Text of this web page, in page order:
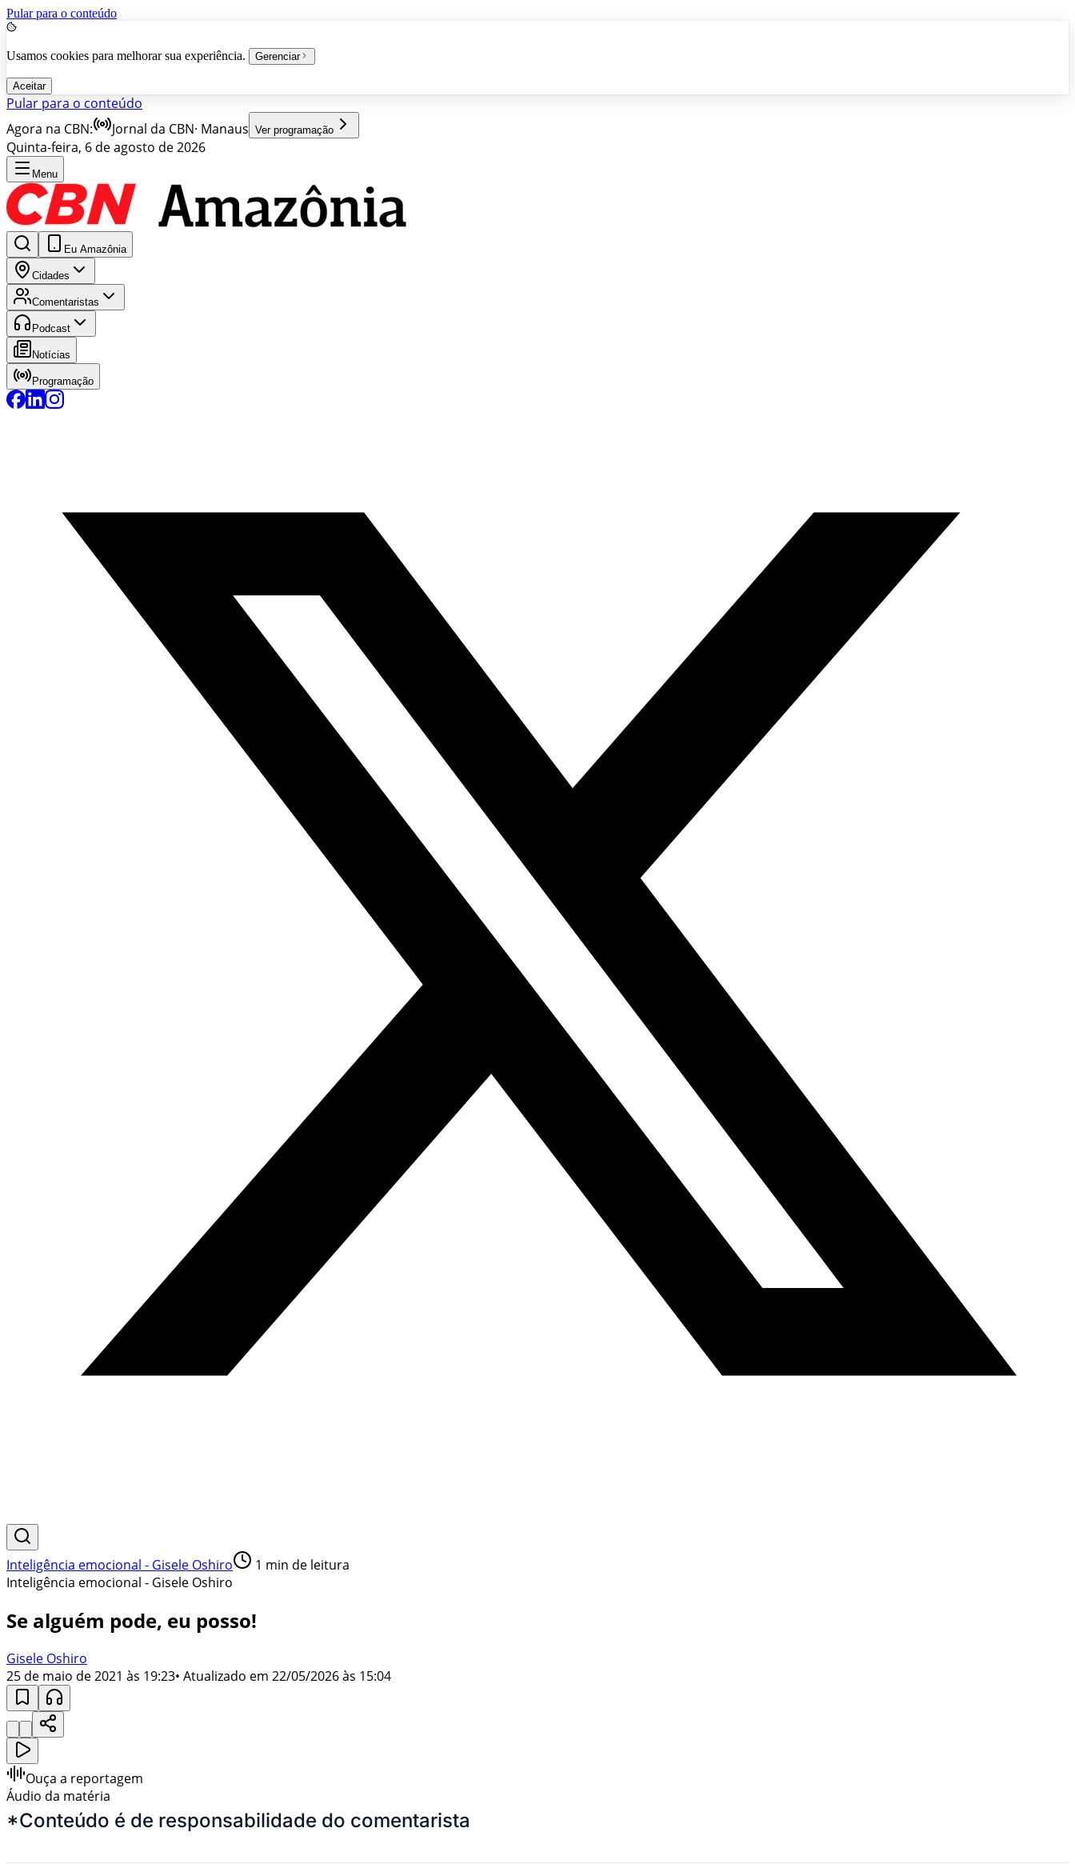
Pular para o conteúdo
Usamos cookies para melhorar sua experiência. Gerenciar
Aceitar
Pular para o conteúdo
Agora na CBN:
Jornal da CBN· Manaus Ver programação
Quinta-feira, 6 de agosto de 2026
Menu
Eu Amazônia
Cidades
Comentaristas
Podcast
Notícias
Programação
Inteligência emocional - Gisele Oshiro 1 min de leitura
Inteligência emocional - Gisele Oshiro
Se alguém pode, eu posso!
Gisele Oshiro
25 de maio de 2021 às 19:23• Atualizado em 22/05/2026 às 15:04
Ouça a reportagem
Áudio da matéria
*Conteúdo é de responsabilidade do comentarista